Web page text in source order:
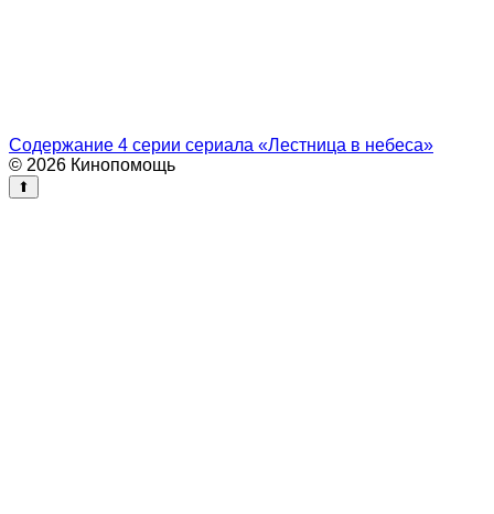
Содержание 4 серии сериала «Лестница в небеса»
© 2026 Кинопомощь